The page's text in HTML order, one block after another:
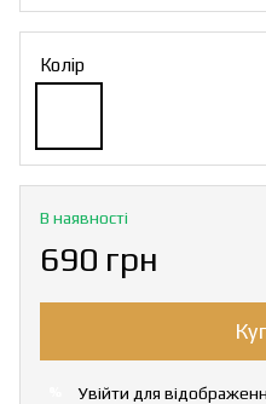
Колір
В наявності
690 грн
Увійти для